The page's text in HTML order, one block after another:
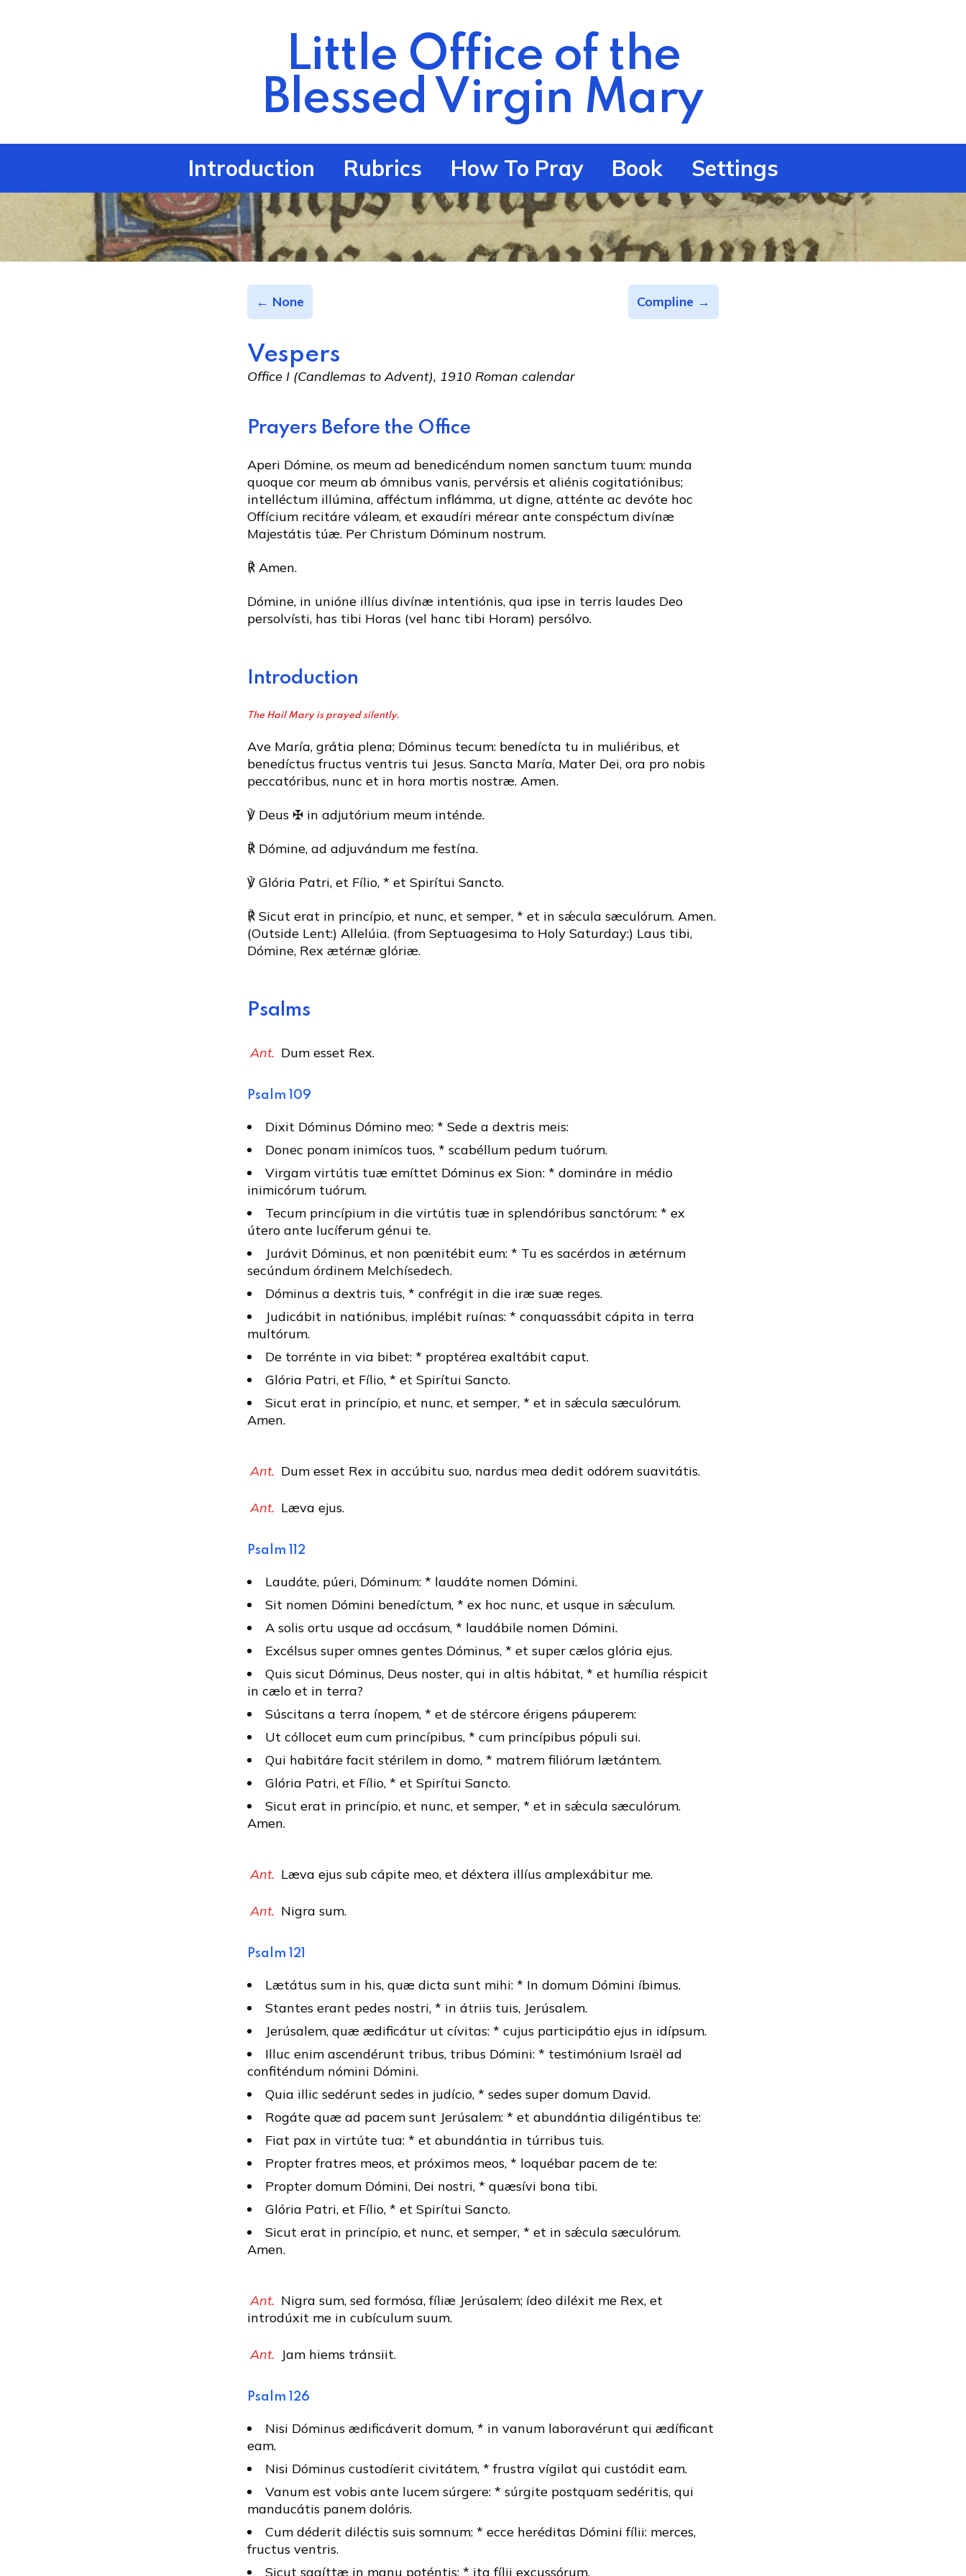
Little Office of the
Blessed Virgin Mary
Introduction Rubrics How To Pray Book Settings
← None Compline →
Vespers
Office I (Candlemas to Advent), 1910 Roman calendar
Prayers Before the Office
Aperi Dómine, os meum ad benedicéndum nomen sanctum tuum: munda
quoque cor meum ab ómnibus vanis, pervérsis et aliénis cogitatiónibus;
intelléctum illúmina, afféctum inflámma, ut digne, atténte ac devóte hoc
Offícium recitáre váleam, et exaudíri mérear ante conspéctum divínæ
Majestátis túæ. Per Christum Dóminum nostrum.
℟ Amen.
Dómine, in unióne illíus divínæ intentiónis, qua ipse in terris laudes Deo
persolvísti, has tibi Horas (vel hanc tibi Horam) persólvo.
Introduction
The Hail Mary is prayed silently.
Ave María, grátia plena; Dóminus tecum: benedícta tu in muliéribus, et
benedíctus fructus ventris tui Jesus. Sancta María, Mater Dei, ora pro nobis
peccatóribus, nunc et in hora mortis nostræ. Amen.
℣ Deus ✠ in adjutórium meum inténde.
℟ Dómine, ad adjuvándum me festína.
℣ Glória Patri, et Fílio, * et Spirítui Sancto.
℟ Sicut erat in princípio, et nunc, et semper, * et in sǽcula sæculórum. Amen.
(Outside Lent:) Allelúia. (from Septuagesima to Holy Saturday:) Laus tibi,
Dómine, Rex ætérnæ glóriæ.
Psalms
Ant. Dum esset Rex.
Psalm 109
Dixit Dóminus Dómino meo: * Sede a dextris meis:
Donec ponam inimícos tuos, * scabéllum pedum tuórum.
Virgam virtútis tuæ emíttet Dóminus ex Sion: * domináre in médio
inimicórum tuórum.
Tecum princípium in die virtútis tuæ in splendóribus sanctórum: * ex
útero ante lucíferum génui te.
Jurávit Dóminus, et non pœnitébit eum: * Tu es sacérdos in ætérnum
secúndum órdinem Melchísedech.
Dóminus a dextris tuis, * confrégit in die iræ suæ reges.
Judicábit in natiónibus, implébit ruínas: * conquassábit cápita in terra
multórum.
De torrénte in via bibet: * proptérea exaltábit caput.
Glória Patri, et Fílio, * et Spirítui Sancto.
Sicut erat in princípio, et nunc, et semper, * et in sǽcula sæculórum.
Amen.
Ant. Dum esset Rex in accúbitu suo, nardus mea dedit odórem suavitátis.
Ant. Læva ejus.
Psalm 112
Laudáte, púeri, Dóminum: * laudáte nomen Dómini.
Sit nomen Dómini benedíctum, * ex hoc nunc, et usque in sǽculum.
A solis ortu usque ad occásum, * laudábile nomen Dómini.
Excélsus super omnes gentes Dóminus, * et super cælos glória ejus.
Quis sicut Dóminus, Deus noster, qui in altis hábitat, * et humília réspicit
in cælo et in terra?
Súscitans a terra ínopem, * et de stércore érigens páuperem:
Ut cóllocet eum cum princípibus, * cum princípibus pópuli sui.
Qui habitáre facit stérilem in domo, * matrem filiórum lætántem.
Glória Patri, et Fílio, * et Spirítui Sancto.
Sicut erat in princípio, et nunc, et semper, * et in sǽcula sæculórum.
Amen.
Ant. Læva ejus sub cápite meo, et déxtera illíus amplexábitur me.
Ant. Nigra sum.
Psalm 121
Lætátus sum in his, quæ dicta sunt mihi: * In domum Dómini íbimus.
Stantes erant pedes nostri, * in átriis tuis, Jerúsalem.
Jerúsalem, quæ ædificátur ut cívitas: * cujus participátio ejus in idípsum.
Illuc enim ascendérunt tribus, tribus Dómini: * testimónium Israël ad
confiténdum nómini Dómini.
Quia illic sedérunt sedes in judício, * sedes super domum David.
Rogáte quæ ad pacem sunt Jerúsalem: * et abundántia diligéntibus te:
Fiat pax in virtúte tua: * et abundántia in túrribus tuis.
Propter fratres meos, et próximos meos, * loquébar pacem de te:
Propter domum Dómini, Dei nostri, * quæsívi bona tibi.
Glória Patri, et Fílio, * et Spirítui Sancto.
Sicut erat in princípio, et nunc, et semper, * et in sǽcula sæculórum.
Amen.
Ant. Nigra sum, sed formósa, fíliæ Jerúsalem; ídeo diléxit me Rex, et
introdúxit me in cubículum suum.
Ant. Jam hiems tránsiit.
Psalm 126
Nisi Dóminus ædificáverit domum, * in vanum laboravérunt qui ædíficant
eam.
Nisi Dóminus custodíerit civitátem, * frustra vígilat qui custódit eam.
Vanum est vobis ante lucem súrgere: * súrgite postquam sedéritis, qui
manducátis panem dolóris.
Cum déderit diléctis suis somnum: * ecce heréditas Dómini fílii: merces,
fructus ventris.
Sicut sagíttæ in manu poténtis: * ita fílii excussórum.